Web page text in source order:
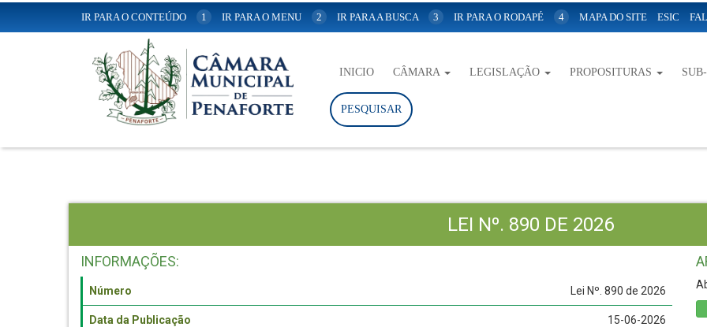
IR PARA O CONTEÚDO 1 IR PARA O MENU 2 IR PARA A BUSCA 3 IR PARA O RODAPÉ 4 MAPA DO SITE ESIC
INICIO CÂMARA LEGISLAÇÃO PROPOSITURAS
PESQUISAR
LEI Nº. 890 DE 2026
INFORMAÇÕES:
Número Lei Nº. 890 de 2026
Data da Publicação 15-06-2026